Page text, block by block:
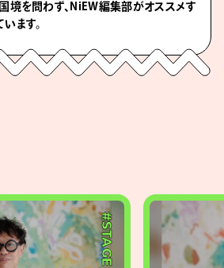
境を問わず、NiEW編集部がオススメす
ます。
#STAGE